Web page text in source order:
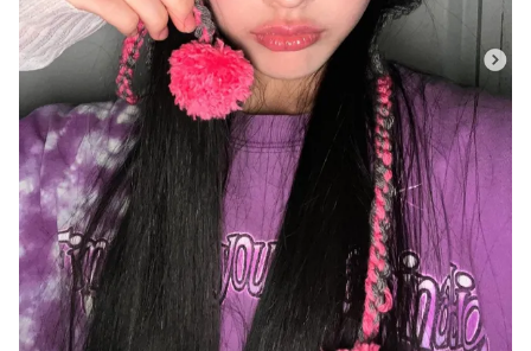
® Cấm sao chép dưới mọi hình thức nếu không có sự chấp
thuận bằng văn bản. Ghi rõ nguồn VTV.vn khi phát hành lại
thông tin từ website này.